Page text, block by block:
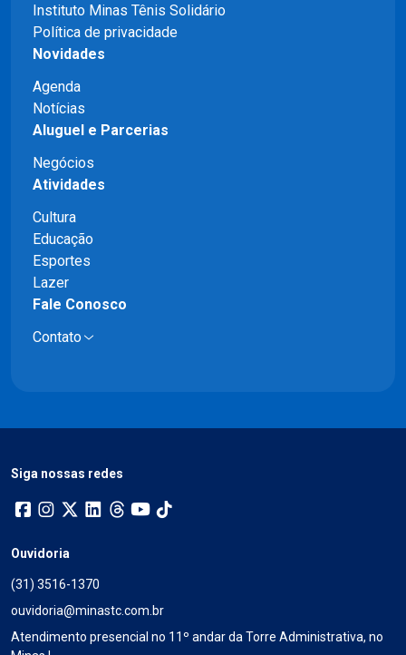
Instituto Minas Tênis Solidário
Política de privacidade
Novidades
Agenda
Notícias
Aluguel e Parcerias
Negócios
Atividades
Cultura
Educação
Esportes
Lazer
Fale Conosco
Contato
Siga nossas redes
Ouvidoria
(31) 3516-1370
ouvidoria@minastc.com.br
Atendimento presencial no 11º andar da Torre Administrativa, no